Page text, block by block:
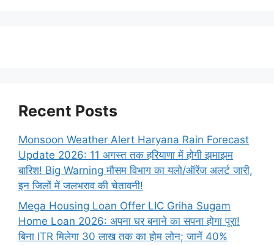
Recent Posts
Monsoon Weather Alert Haryana Rain Forecast
Update 2026: 11 अगस्त तक हरियाणा में होगी झमाझम
बारिश! Big Warning मौसम विभाग का यलो/ऑरेंज अलर्ट जारी,
इन जिलों में जलभराव की चेतावनी!
Mega Housing Loan Offer LIC Griha Sugam
Home Loan 2026: अपना घर बनाने का सपना होगा पूरा!
बिना ITR मिलेगा 30 लाख तक का होम लोन; जानें 40%